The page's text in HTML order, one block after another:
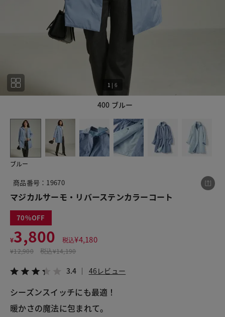
400 ブルー
1 | 6
ブルー
6
商品番号：19670
マジカルサーモ・リバーステンカラーコート
70
¥3,800 税込¥4,180
¥12,900 税込¥14,190
3.4 46レビュー
シーズンスイッチにも最適！
暖かさの魔法に包まれて。
この商品をシェアする
¥3,800 税込¥4,180
LINE